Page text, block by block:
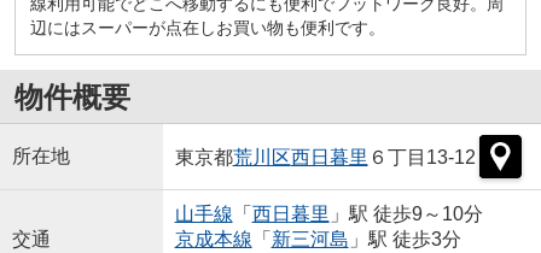
線利用可能でどこへ移動するにも便利でフットワーク良好。周
辺にはスーパーが点在しお買い物も便利です。
物件概要
所在地 東京都荒川区西日暮里 ６丁目13-12
交通
山手線 「 西日暮里 」駅 徒歩9～10分
京成本線 「 新三河島 」駅 徒歩3分